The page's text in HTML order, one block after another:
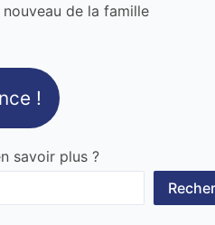
de la famille
!
savoir plus ?